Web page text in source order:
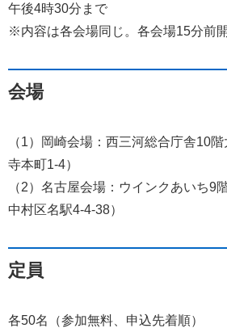
午後4時30分まで
※内容は各会場同じ。各会場15分前開
会場
（1）岡崎会場：西三河総合庁舎10
寺本町1-4）
（2）名古屋会場：ウインクあいち9
中村区名駅4-4-38）
定員
各50名（参加無料、申込先着順）